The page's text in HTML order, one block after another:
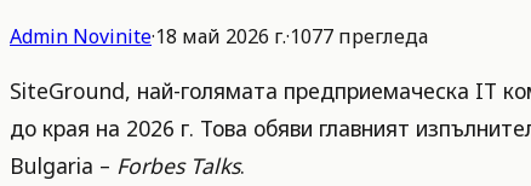
Admin Novinite·18 май 2026 г.·1077 прегледа
SiteGround, най-голямата предприемаческа IT
до края на 2026 г. Това обяви главният
Bulgaria – Forbes Talks.